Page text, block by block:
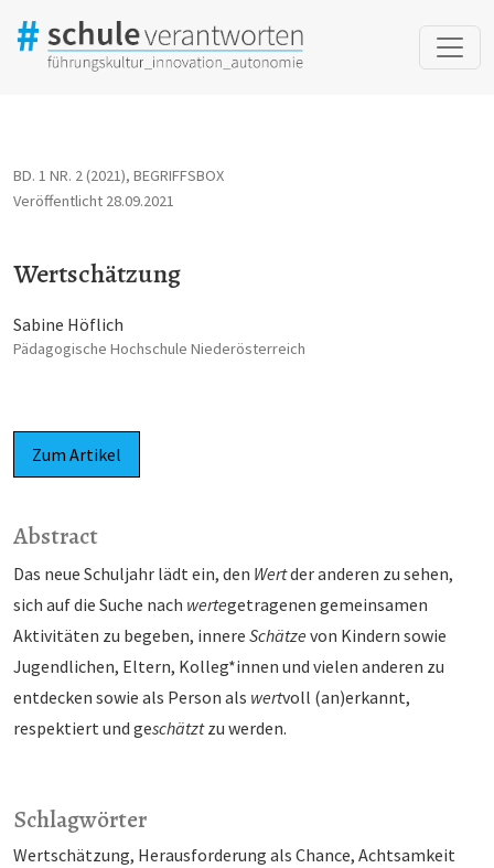
BD. 1 NR. 2 (2021), BEGRIFFSBOX
Wertschätzung
Veröffentlicht 28.09.2021
Sabine Höflich
Pädagogische Hochschule Niederösterreich
Zum Artikel
Schlagwörter
Wertschätzung Herausforderung als Chance Achtsamkeit
Abstract
Das neue Schuljahr lädt ein, den Wertder anderen zu sehen,
sich auf die Suche nach wertegetragenen gemeinsamen
Aktivitäten zu begeben, innere Schätze von Kindern sowie
Jugendlichen, Eltern, Kolleg*innen und vielen anderen zu
entdecken sowie als Person als wertvoll (an)erkannt,
respektiert und geschätztzu werden.